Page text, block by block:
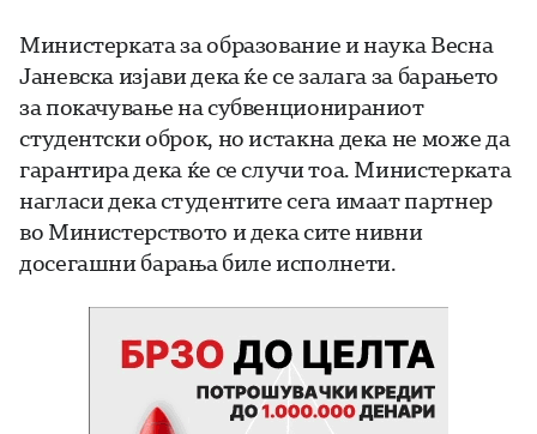
Министерката за образование и наука Весна
Јаневска изјави дека ќе се залага за барањето
за покачување на субвенционираниот
студентски оброк, но истакна дека не може да
гарантира дека ќе се случи тоа. Министерката
нагласи дека студентите сега имаат партнер
во Министерството и дека сите нивни
досегашни барања биле исполнети.